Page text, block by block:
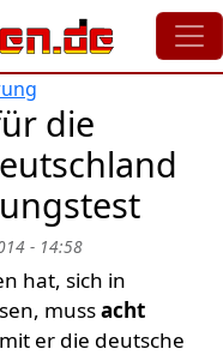
die
- 14:58
hat, sich in
mussacht
er die deutsche